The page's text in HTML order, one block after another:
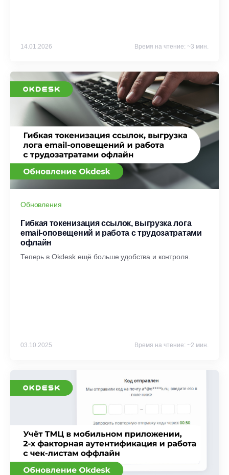
14.01.2026 Время на чтение: ~3 мин.
Обновления
Гибкая токенизация ссылок, выгрузка лога
email-оповещений и работа с трудозатратами
офлайн
Теперь в Okdesk ещё больше удобства и контроля.
03.10.2025 Время на чтение: ~2 мин.